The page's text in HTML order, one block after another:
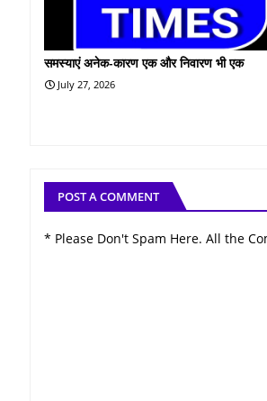
समस्याएं अनेक-कारण एक और निवारण भी एक
July 27, 2026
POST A COMMENT
* Please Don't Spam Here. All the